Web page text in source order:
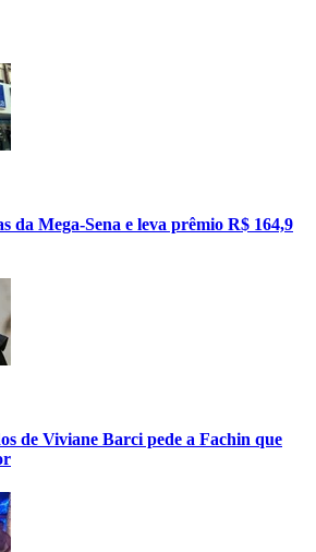
da Mega-Sena e leva prêmio R$ 164,9
de Viviane Barci pede a Fachin que